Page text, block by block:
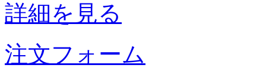
詳細を見る
注文フォーム